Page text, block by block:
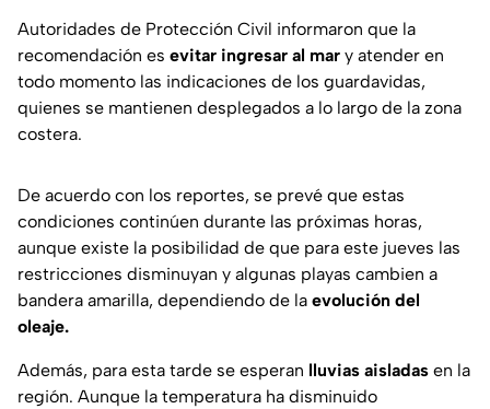
Autoridades de Protección Civil informaron que la
recomendación es evitar ingresar al mar y atender en
todo momento las indicaciones de los guardavidas,
quienes se mantienen desplegados a lo largo de la zona
costera.
De acuerdo con los reportes, se prevé que estas
condiciones continúen durante las próximas horas,
aunque existe la posibilidad de que para este jueves las
restricciones disminuyan y algunas playas cambien a
bandera amarilla, dependiendo de la evolución del
oleaje.
Además, para esta tarde se esperan lluvias aisladas en la
región. Aunque la temperatura ha disminuido